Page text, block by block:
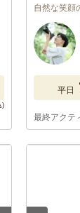
自然な笑顔
平日
最終アクテ